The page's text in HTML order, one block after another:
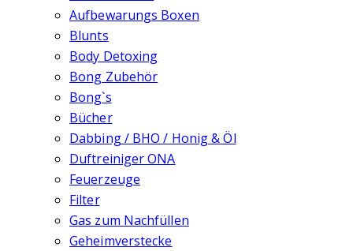
Aufbewarungs Boxen
Blunts
Body Detoxing
Bong Zubehör
Bong`s
Bücher
Dabbing / BHO / Honig & Öl
Duftreiniger ONA
Feuerzeuge
Filter
Gas zum Nachfüllen
Geheimverstecke